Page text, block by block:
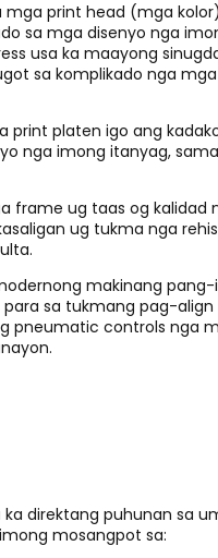
mga print head (mga
sa mga disenyo nga
usa ka maayong
sa komplikado nga
print platen igo ang
nga imong itanyag,
frame ug taas og kalidad
ug tukma nga
makinang
sa tukmang pag-align
pneumatic controls nga
direktang puhunan sa
mosangpot sa: